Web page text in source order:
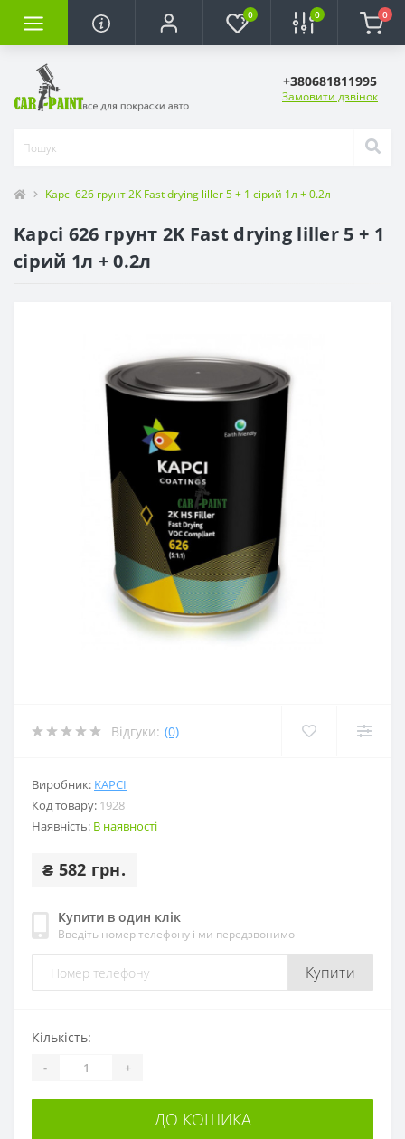
0 0 0
+380681811995
Замовити дзвінок
Kapci 626 грунт 2K Fast drying liller 5 + 1 сірий 1л + 0.2л
Kapci 626 грунт 2K Fast drying liller 5 + 1
сірий 1л + 0.2л
Відгуки: (0)
Виробник: KAPCI
Код товару: 1928
Наявність: В наявності
₴ 582 грн.
Купити в один клік
Введіть номер телефону і ми передзвонимо
Купити
Кількість:
- +
ДО КОШИКА